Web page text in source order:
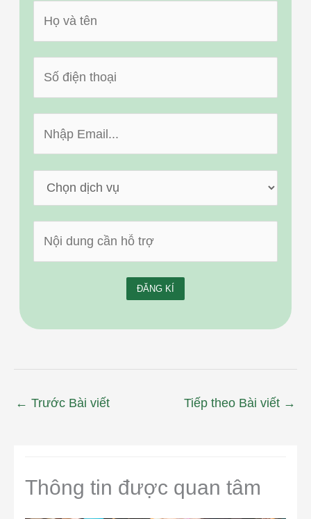
← Trước Bài viết Tiếp theo Bài viết →
Thông tin được quan tâm